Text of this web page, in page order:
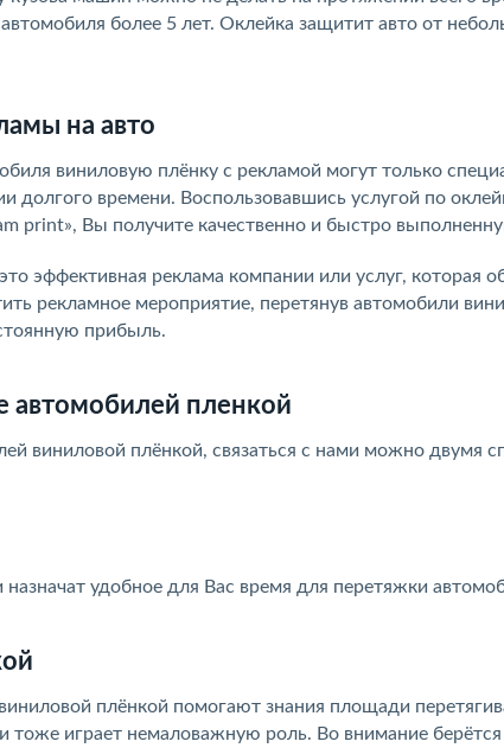
более 5 лет. Оклейка защитит авто от
на авто
виниловую плёнку с рекламой могут только
времени. Воспользовавшись услугой по
print», Вы получите качественно и быстро
эффективная реклама компании или услуг, которая
рекламное мероприятие, перетянув автомобили
прибыль.
автомобилей пленкой
виниловой плёнкой, связаться с нами можно двумя
удобное для Вас время для перетяжки
плёнкой помогают знания площади
тоже играет немаловажную роль. Во внимание берётся